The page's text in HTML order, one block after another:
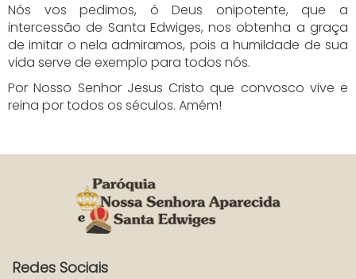
Nós vos pedimos, ó Deus onipotente, que a
intercessão de Santa Edwiges, nos obtenha a graça
de imitar o nela admiramos, pois a humildade de sua
vida serve de exemplo para todos nós.
Por Nosso Senhor Jesus Cristo que convosco vive e
reina por todos os séculos. Amém!
Redes Sociais